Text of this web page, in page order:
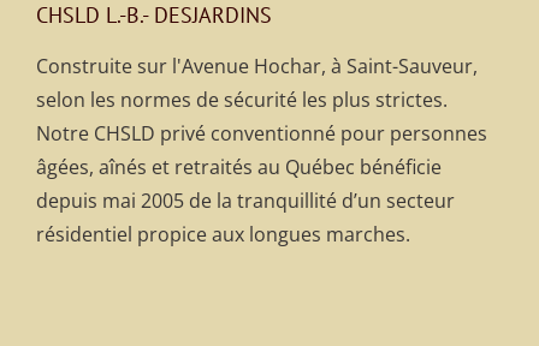
CHSLD L.-B.- DESJARDINS
Construite sur l'Avenue Hochar, à Saint-Sauveur,
selon les normes de sécurité les plus strictes.
Notre CHSLD privé conventionné pour personnes
âgées, aînés et retraités au Québec bénéficie
depuis mai 2005 de la tranquillité d’un secteur
résidentiel propice aux longues marches.